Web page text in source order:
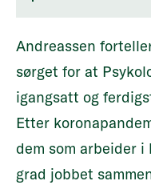
Andreassen
sørget for at
igangsatt og
Etter
dem som arbeider
grad jobbet